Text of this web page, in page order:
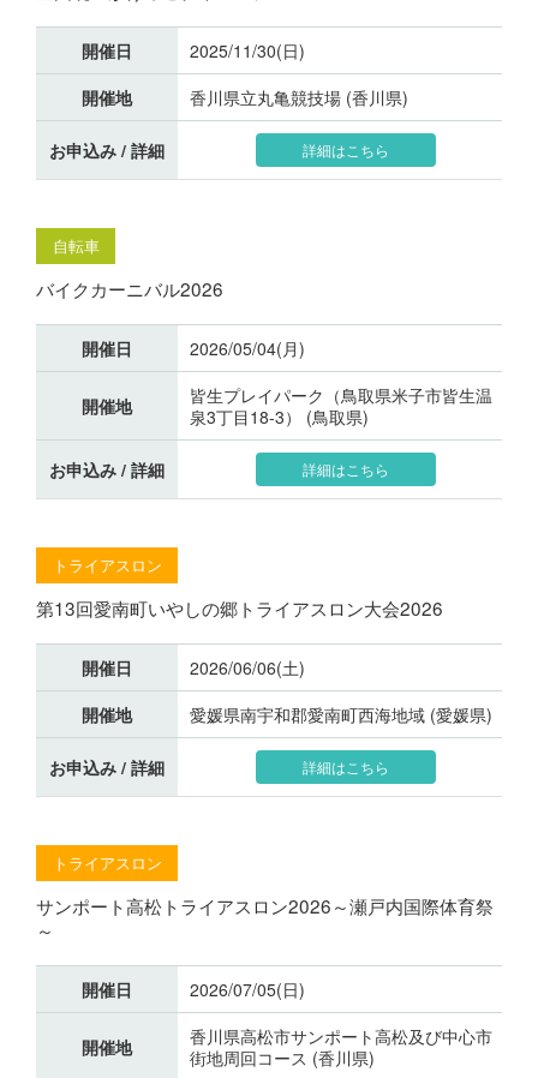
開催日
2025/11/30(日)
開催地
香川県立丸亀競技場 (香川県)
お申込み / 詳細 詳細はこちら
自転車
バイクカーニバル2026
開催日 2026/05/04(月)
開催地
皆生プレイパーク（鳥取県米子市皆生温
泉3丁目18-3） (鳥取県)
お申込み / 詳細 詳細はこちら
トライアスロン
第13回愛南町いやしの郷トライアスロン大会2026
開催日
2026/06/06(土)
開催地
愛媛県南宇和郡愛南町西海地域 (愛媛県)
お申込み / 詳細 詳細はこちら
トライアスロン
サンポート高松トライアスロン2026～瀬戸内国際体育祭
～
開催日 2026/07/05(日)
開催地
香川県高松市サンポート高松及び中心市
街地周回コース (香川県)